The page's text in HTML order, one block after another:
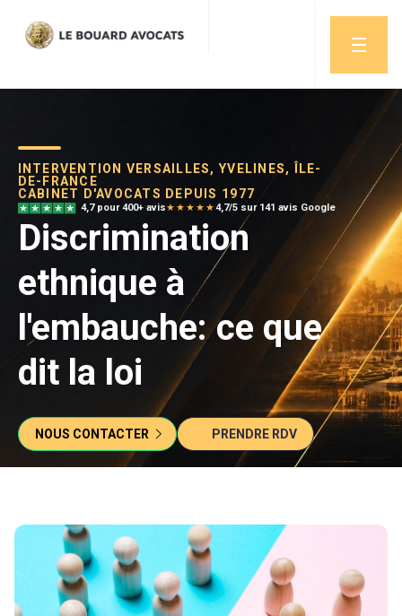
INTERVENTION VERSAILLES, YVELINES, ÎLE-
DE-FRANCE
CABINET D'AVOCATS DEPUIS 1977
4,7 pour 400+ avis★★★★★4,7/5 sur 141 avis Google
Discrimination
ethnique à
l'embauche: ce que
dit la loi
NOUS CONTACTER PRENDRE RDV